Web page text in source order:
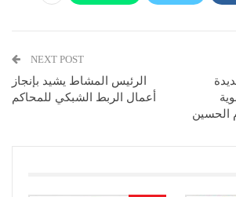
الحسين
NEXT POST
الرئيس المشاط يشيد بإنجاز
أعمال الربط الشبكي للمحاكم